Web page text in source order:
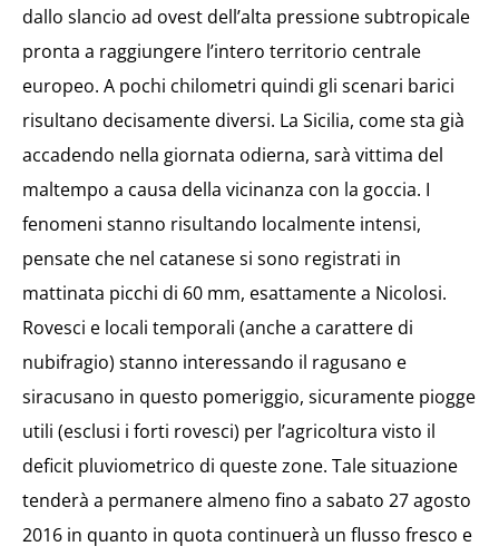
dallo slancio ad ovest dell’alta pressione subtropicale
pronta a raggiungere l’intero territorio centrale
europeo. A pochi chilometri quindi gli scenari barici
risultano decisamente diversi. La Sicilia, come sta già
accadendo nella giornata odierna, sarà vittima del
maltempo a causa della vicinanza con la goccia. I
fenomeni stanno risultando localmente intensi,
pensate che nel catanese si sono registrati in
mattinata picchi di 60 mm, esattamente a Nicolosi.
Rovesci e locali temporali (anche a carattere di
nubifragio) stanno interessando il ragusano e
siracusano in questo pomeriggio, sicuramente piogge
utili (esclusi i forti rovesci) per l’agricoltura visto il
deficit pluviometrico di queste zone. Tale situazione
tenderà a permanere almeno fino a sabato 27 agosto
2016 in quanto in quota continuerà un flusso fresco e